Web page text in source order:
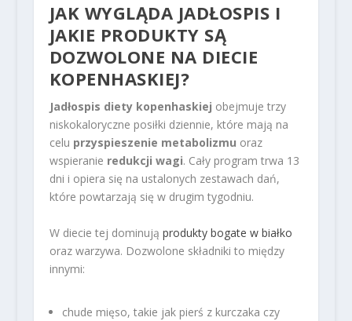
JAK WYGLĄDA JADŁOSPIS I
JAKIE PRODUKTY SĄ
DOZWOLONE NA DIECIE
KOPENHASKIEJ?
Jadłospis diety kopenhaskiej obejmuje trzy
niskokaloryczne posiłki dziennie, które mają na
celu przyspieszenie metabolizmu oraz
wspieranie redukcji wagi. Cały program trwa 13
dni i opiera się na ustalonych zestawach dań,
które powtarzają się w drugim tygodniu.
W diecie tej dominują produkty bogate w białko
oraz warzywa. Dozwolone składniki to między
innymi:
chude mięso, takie jak pierś z kurczaka czy